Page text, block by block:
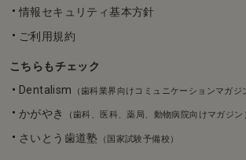
情報セキュリティ基本方針
ご利用規約
こちらもチェック
Dentalism
（歯科業界向けコミュニケーションマガジ
かがやき （歯科、医科、薬局、動物病院向けマガジン）
さいとう歯道塾 （国家試験予備校）